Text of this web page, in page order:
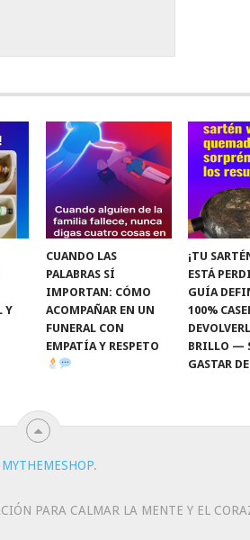
Y
CUANDO LAS
PALABRAS SÍ
IMPORTAN: CÓMO
ACOMPAÑAR EN UN
FUNERAL CON
EMPATÍA Y RESPETO
¡TU
ESTÁ
GUÍA
100%
BRILLO —
GASTAR
MYTHEMESHOP.
PARA CALMAR LA MENTE Y EL